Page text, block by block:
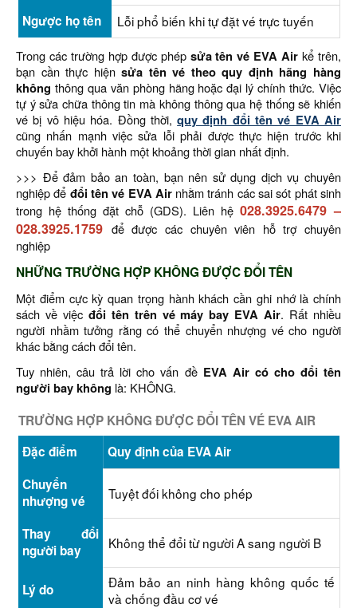
Ngược họ tên
Lỗi phổ biến khi tự đặt vé trực tuyến
Trong các trường hợp được phépsửa tên vé EVA Air kể trên,
bạn cần thực hiệnsửa tên vé theo quy định hãng hàng
không thông qua văn phòng hãng hoặc đại lý chính thức. Việc
tự ý sửa chữa thông tin mà không thông qua hệ thống sẽ khiến
vé bị vô hiệu hóa. Đồng thời,quy định đổi tên vé EVA Air
cũng nhấn mạnh việc sửa lỗi phải được thực hiện trước khi
chuyến bay khởi hành một khoảng thời gian nhất định.
>>> Để đảm bảo an toàn, bạn nên sử dụng dịch vụ chuyên
nghiệp để đổi tên vé EVA Airnhằm tránh các sai sót phát sinh
trong hệ thống đặt chỗ (GDS). Liên hệ 028.3925.6479 –
028.3925.1759 để được các chuyên viên hỗ trợ chuyên
nghiệp
NHỮNG TRƯỜNG HỢP KHÔNG ĐƯỢC ĐỔI TÊN
Một điểm cực kỳ quan trọng hành khách cần ghi nhớ là chính
sách về việc đổi tên trên vé máy bay EVA Air. Rất nhiều
người nhầm tưởng rằng có thể chuyển nhượng vé cho người
khác bằng cách đổi tên.
Tuy nhiên, câu trả lời cho vấn đề EVA Air có cho đổi tên
người bay không là: KHÔNG.
TRƯỜNG HỢP KHÔNG ĐƯỢC ĐỔI TÊN VÉ EVA AIR
Đặc điểm
Quy định của EVA Air
Chuyển
nhượng vé
Tuyệt đối không cho phép
Thay đổi
người bay
Không thể đổi từ người A sang người B
Lý do
Đảm bảo an ninh hàng không quốc tế
và chống đầu cơ vé